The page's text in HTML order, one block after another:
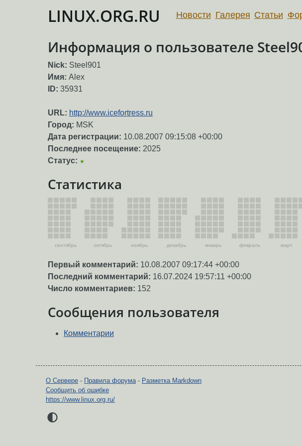
LINUX.ORG.RU Новости Галерея Статьи
Информация о пользователе
Nick: Steel901
Имя: Alex
ID: 35931
URL: http://www.icefortress.ru
Город: MSK
Дата регистрации: 10.08.2007 09:15:08 +00:00
Последнее посещение: 2025
Статус: ★
Статистика
сентябрь октябрь ноябрь декабрь январь февраль март
Первый комментарий: 10.08.2007 09:17:44 +00:00
Последний комментарий: 16.07.2024 19:57:11 +00:00
Число комментариев: 152
Сообщения пользователя
Комментарии
О Сервере - Правила форума- Разметка Markdown
Сообщить об ошибке
https://www.linux.org.ru/